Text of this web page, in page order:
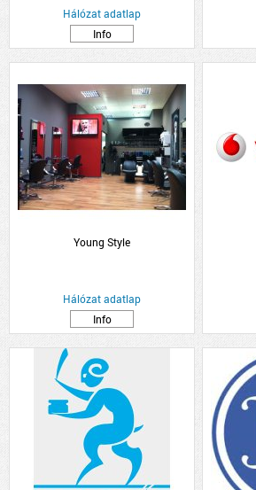
Hálózat adatlap
Info
Young Style
Hálózat adatlap
Info